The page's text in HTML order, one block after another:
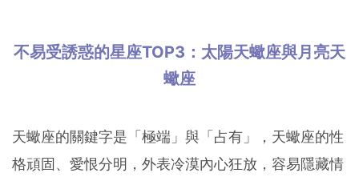
不易受誘惑的星座TOP3：太陽天蠍座與月亮天
蠍座
天蠍座的關鍵字是「極端」與「占有」，天蠍座的性
格頑固、愛恨分明，外表冷漠內心狂放，容易隱藏情